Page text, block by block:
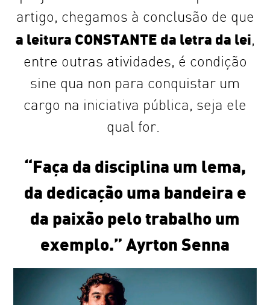
artigo, chegamos à conclusão de que
a leitura CONSTANTE da letra da lei,
entre outras atividades, é condição
sine qua non para conquistar um
cargo na iniciativa pública, seja ele
qual for.
“Faça da disciplina um lema,
da dedicação uma bandeira e
da paixão pelo trabalho um
exemplo.” Ayrton Senna